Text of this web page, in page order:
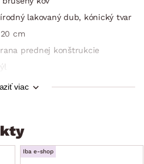
lakovaný dub, kónický tvar
cm
prednej konštrukcie
(úložný priestor, 4×
viac
Iba e-shop